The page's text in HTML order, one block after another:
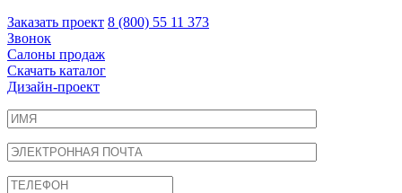
Заказать проект 8 (800) 55 11 373
Звонок
Салоны продаж
Скачать каталог
Дизайн-проект